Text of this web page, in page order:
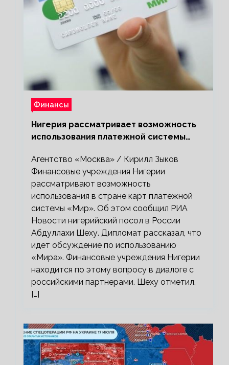
Финансы
Нигерия рассматривает возможность
использования платежной системы
Агентство «Москва» / Кирилл Зыков
Финансовые учреждения Нигерии
рассматривают возможность
использования в стране карт платежной
системы «Мир». Об этом сообщил РИА
Новости нигерийский посол в России
Абдуллахи Шеху. Дипломат рассказал, что
идет обсуждение по использованию
«Мира». Финансовые учреждения Нигерии
находится по этому вопросу в диалоге с
российскими партнерами. Шеху отметил,
[…]